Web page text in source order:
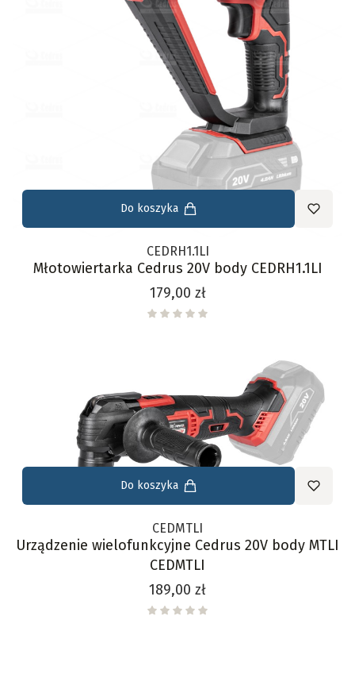
Do koszyka
CEDRH1.1LI
Młotowiertarka Cedrus 20V body CEDRH1.1LI
Cena
179,00 zł
Do koszyka
CEDMTLI
Urządzenie wielofunkcyjne Cedrus 20V body MTLI
CEDMTLI
Cena
189,00 zł